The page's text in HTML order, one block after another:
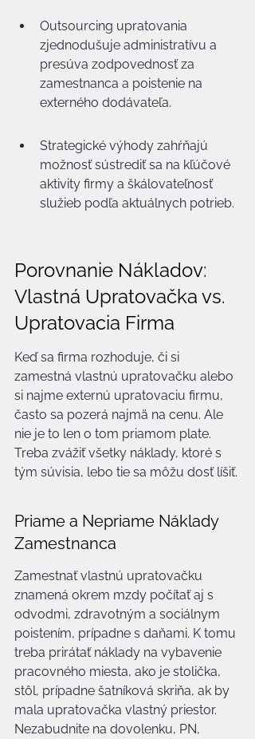
Outsourcing upratovania
zjednodušuje administratívu a
presúva zodpovednosť za
zamestnanca a poistenie na
externého dodávateľa.
Strategické výhody zahŕňajú
možnosť sústrediť sa na kľúčové
aktivity firmy a škálovateľnosť
služieb podľa aktuálnych potrieb.
Porovnanie Nákladov:
Vlastná Upratovačka vs.
Upratovacia Firma
Keď sa firma rozhoduje, či si
zamestná vlastnú upratovačku alebo
si najme externú upratovaciu firmu,
často sa pozerá najmä na cenu. Ale
nie je to len o tom priamom plate.
Treba zvážiť všetky náklady, ktoré s
tým súvisia, lebo tie sa môžu dosť líšiť.
Priame a Nepriame Náklady
Zamestnanca
Zamestnať vlastnú upratovačku
znamená okrem mzdy počítať aj s
odvodmi, zdravotným a sociálnym
poistením, prípadne s daňami. K tomu
treba prirátať náklady na vybavenie
pracovného miesta, ako je stolička,
stôl, prípadne šatníková skriňa, ak by
mala upratovačka vlastný priestor.
Nezabudnite na dovolenku, PN,